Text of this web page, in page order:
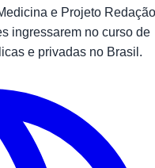
e Projeto
ingressarem no curso de
e privadas no Brasil.